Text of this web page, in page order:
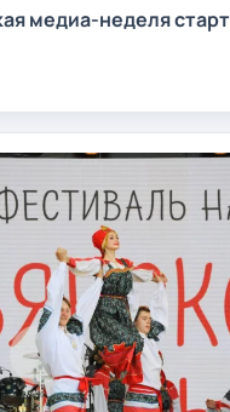
медиа-неделя